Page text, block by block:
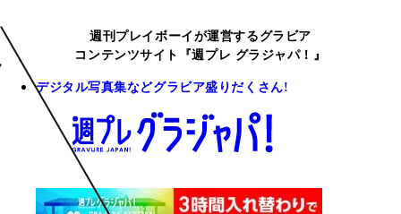
週刊プレイボーイが運営するグラビア
コンテンツサイト『週プレ グラジャパ！』
デジタル写真集などグラビア盛りだくさん!